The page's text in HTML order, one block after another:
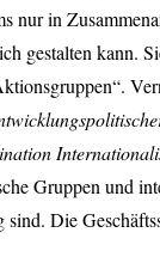
nur in
gestalten kann.
Gruppen und
Die